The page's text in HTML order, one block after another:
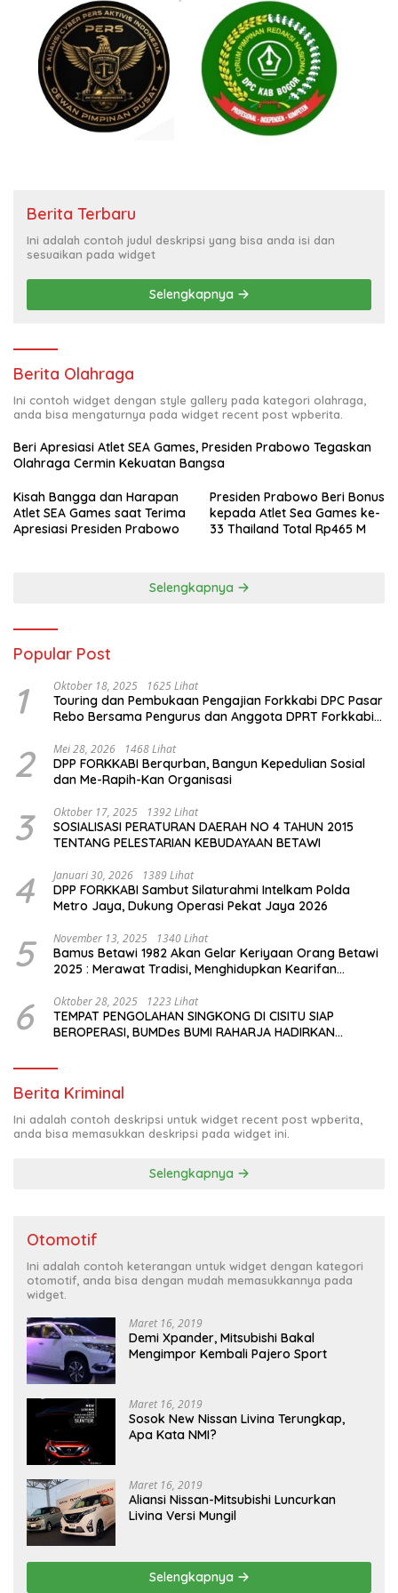
Berita Terbaru
Ini adalah contoh judul deskripsi yang bisa anda isi dan
sesuaikan pada widget
Selengkapnya
Berita Olahraga
Ini contoh widget dengan style gallery pada kategori olahraga,
anda bisa mengaturnya pada widget recent post wpberita.
Beri Apresiasi Atlet SEA Games, Presiden Prabowo Tegaskan
Olahraga Cermin Kekuatan Bangsa
Kisah Bangga dan Harapan
Atlet SEA Games saat Terima
Apresiasi Presiden Prabowo
Presiden Prabowo Beri Bonus
kepada Atlet Sea Games ke-
33 Thailand Total Rp465 M
Selengkapnya
Popular Post
1 Oktober 18, 2025 1625 Lihat
Touring dan Pembukaan Pengajian Forkkabi DPC Pasar
Rebo Bersama Pengurus dan Anggota DPRT Forkkabi
2 Mei 28, 2026 1468 Lihat
DPP FORKKABI Berqurban, Bangun Kepedulian Sosial
dan Me-Rapih-Kan Organisasi
3 Oktober 17, 2025 1392 Lihat
SOSIALISASI PERATURAN DAERAH NO 4 TAHUN 2015
TENTANG PELESTARIAN KEBUDAYAAN BETAWI
4 Januari 30, 2026 1389 Lihat
DPP FORKKABI Sambut Silaturahmi Intelkam Polda
Metro Jaya, Dukung Operasi Pekat Jaya 2026
5 November 13, 2025 1340 Lihat
Bamus Betawi 1982 Akan Gelar Keriyaan Orang Betawi
2025 : Merawat Tradisi, Menghidupkan Kearifan
6 Oktober 28, 2025 1223 Lihat
TEMPAT PENGOLAHAN SINGKONG DI CISITU SIAP
BEROPERASI, BUMDes BUMI RAHARJA HADIRKAN
Berita Kriminal
Ini adalah contoh deskripsi untuk widget recent post wpberita,
anda bisa memasukkan deskripsi pada widget ini.
Selengkapnya
Otomotif
Ini adalah contoh keterangan untuk widget dengan kategori
otomotif, anda bisa dengan mudah memasukkannya pada
widget.
Maret 16, 2019
Demi Xpander, Mitsubishi Bakal
Mengimpor Kembali Pajero Sport
Maret 16, 2019
Sosok New Nissan Livina Terungkap,
Apa Kata NMI?
Maret 16, 2019
Aliansi Nissan-Mitsubishi Luncurkan
Livina Versi Mungil
Selengkapnya